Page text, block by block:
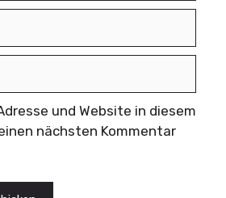
und Website in diesem
nächsten Kommentar